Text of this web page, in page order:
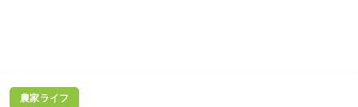
農家ライフ